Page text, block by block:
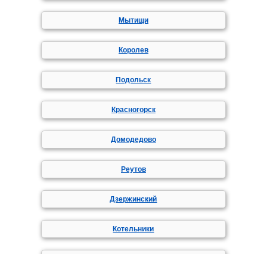
Мытищи
Королев
Подольск
Красногорск
Домодедово
Реутов
Дзержинский
Котельники